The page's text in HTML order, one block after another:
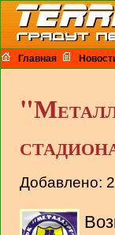
Главная
Добавлено: